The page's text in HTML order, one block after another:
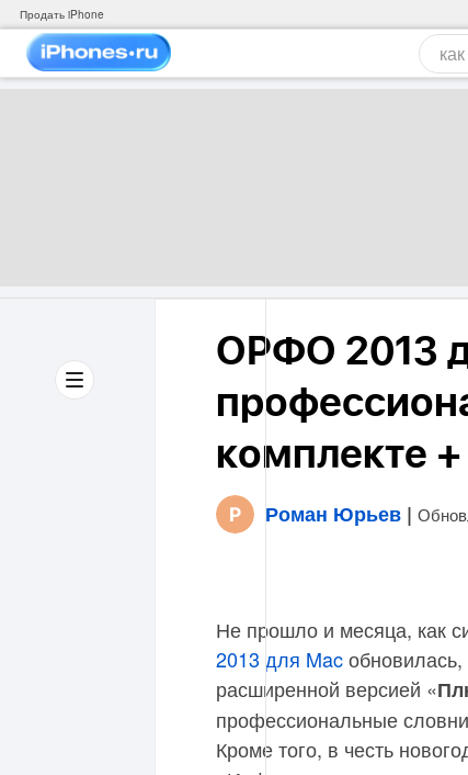
Продать iPhone
ОРФО 2013
комплекте
Роман Юрьев |
Не прошло и месяца, как
2013 для Macобновилась,
расширенной версией «
профессиональные
Кроме того, в честь